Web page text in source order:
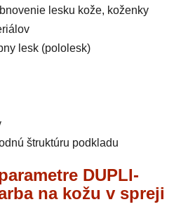
lesku kože, koženky
lesk (pololesk)
štruktúru podkladu
DUPLI-
na kožu v spreji